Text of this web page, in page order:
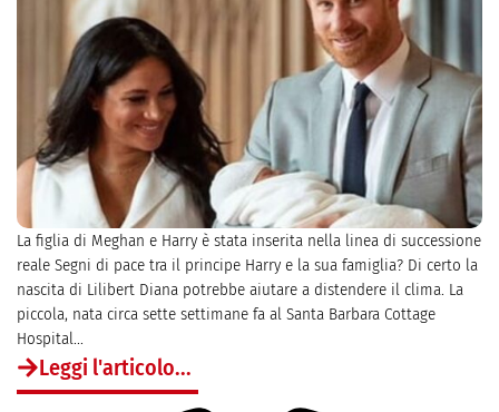
La figlia di Meghan e Harry è stata inserita nella linea di successione
reale Segni di pace tra il principe Harry e la sua famiglia? Di certo la
nascita di Lilibert Diana potrebbe aiutare a distendere il clima. La
piccola, nata circa sette settimane fa al Santa Barbara Cottage
Hospital...
Leggi l'articolo...